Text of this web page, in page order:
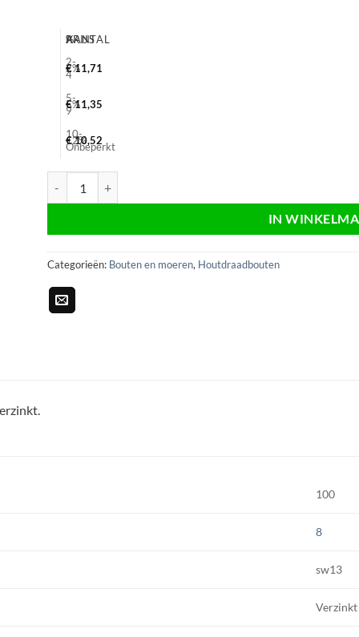
AANTAL
%
PRIJS
2-
4
2%
€11,71
5-
9
5%
€11,35
10-
Onbeperkt
12%
€10,52
IN
Categorieën: Bouten en moeren, Houtdraadbouten
100
8
sw13